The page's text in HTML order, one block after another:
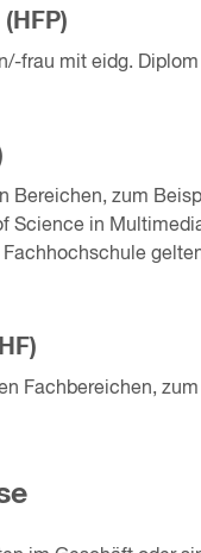
frau mit eidg.
Bereichen, zum
Science in
Fachbereichen,